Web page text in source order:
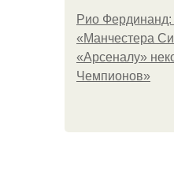
Рио
«Манчестера
«Арсеналу»
Чемпионов»